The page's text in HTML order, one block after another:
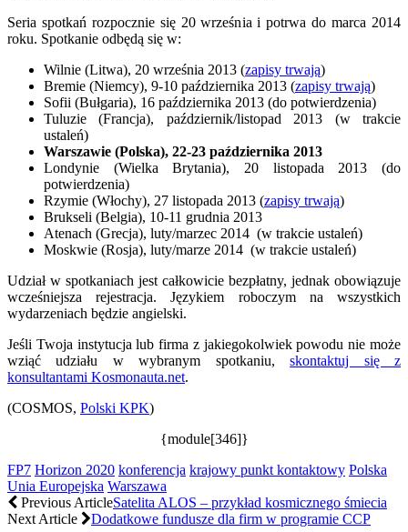
Seria spotkań rozpocznie się 20 września i potrwa do marca 2014
roku. Spotkanie odbędą się w:
Wilnie (Litwa), 20 września 2013 (zapisy trwają)
Bremie (Niemcy), 9-10 października 2013 (zapisy trwają)
Sofii (Bułgaria), 16 października 2013 (do potwierdzenia)
Tuluzie (Francja), październik/listopad 2013 (w trakcie
ustaleń)
Warszawie (Polska), 22-23 października 2013
Londynie (Wielka Brytania), 20 listopada 2013 (do
potwierdzenia)
Rzymie (Włochy), 27 listopada 2013 (zapisy trwają)
Brukseli (Belgia), 10-11 grudnia 2013
Atenach (Grecja), luty/marzec 2014 (w trakcie ustaleń)
Moskwie (Rosja), luty/marze 2014 (w trakcie ustaleń)
Udział w spotkaniach jest całkowicie bezpłatny, jednak obowiązuje
wcześniejsza rejestracja. Językiem roboczym na wszystkich
wydarzeniach będzie angielski.
Jeśli Twoja instytucja lub firma z jakiegokolwiek powodu nie może
wziąć udziału w wybranym spotkaniu,skontaktuj się z
konsultantami Kosmonauta.net.
(COSMOS, Polski KPK)
{module[346]}
FP7 Horizon 2020 konferencja krajowy punkt kontaktowy Polska
Unia Europejska Warszawa
Previous ArticleSatelita ALOS – przykład kosmicznego śmiecia
Next Article
Dodatkowe fundusze dla firm w programie CCP